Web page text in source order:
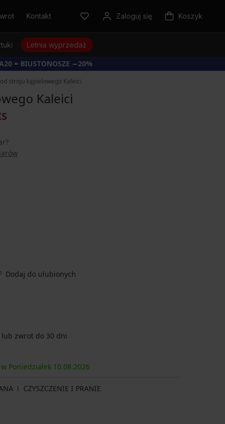
Kontakt Zaloguj się Koszyk
Letnia wyprzedaż
= BIUSTONOSZE −20%
stroju kąpielowego Kaleici
Kaleici
Dodaj do ulubionych
lub zwrot do 30 dni
Poniedziałek 10.08.2026
CZYSZCZENIE I PRANIE